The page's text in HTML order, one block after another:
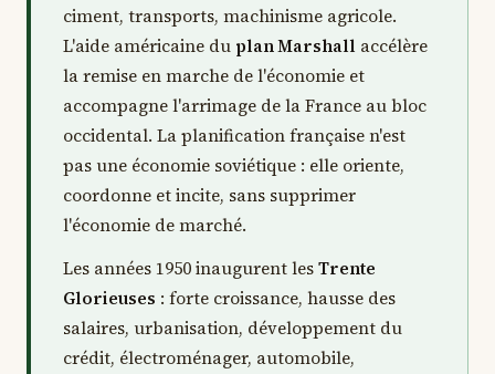
ciment, transports, machinisme agricole.
L'aide américaine du plan Marshall accélère
la remise en marche de l'économie et
accompagne l'arrimage de la France au bloc
occidental. La planification française n'est
pas une économie soviétique : elle oriente,
coordonne et incite, sans supprimer
l'économie de marché.
Les années 1950 inaugurent lesTrente
Glorieuses : forte croissance, hausse des
salaires, urbanisation, développement du
crédit, électroménager, automobile,